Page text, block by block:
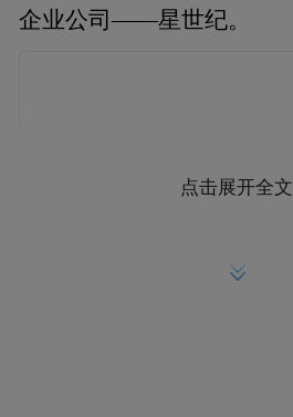
企业公司——星世纪。
点击展开全文